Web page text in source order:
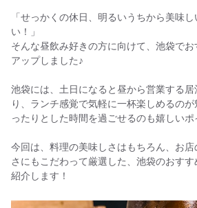
「せっかくの休日、明るいうちから美味
い！」
そんな昼飲み好きの方に向けて、池袋で
アップしました♪
池袋には、土日になると昼から営業する
り、ランチ感覚で気軽に一杯楽しめるの
ったりとした時間を過ごせるのも嬉しいポ
今回は、料理の美味しさはもちろん、お
さにもこだわって厳選した、池袋のおす
紹介します！